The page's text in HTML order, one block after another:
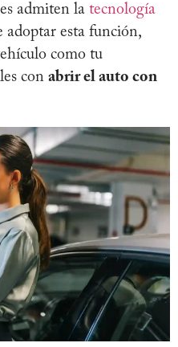
admiten la tecnología
adoptar esta función,
como tu
con abrir el auto con